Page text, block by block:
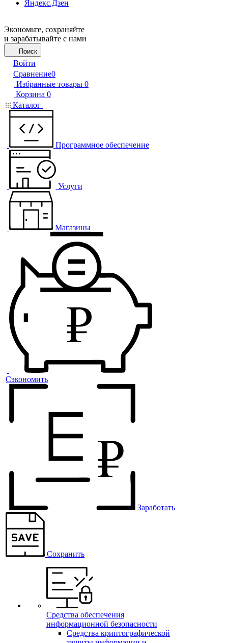
Яндекс.Дзен
Экономьте, сохраняйте
и зарабатывайте с нами
Поиск
Войти
Сравнение0
Избранные товары 0
Корзина 0
Каталог
Программное обеспечение
Услуги
Магазины
Сэкономить
Заработать
Сохранить
Средства обеспечения
информационной безопасности
Средства криптографической